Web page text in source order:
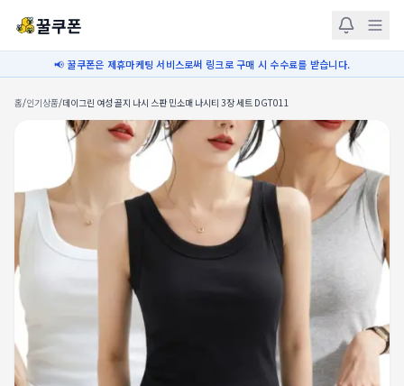
꿀쿠폰
📢 꿀쿠폰은 제휴마케팅 서비스로써 링크로 구매 시 수수료를 받습니다.
홈/인기상품/데이그린 여성 골지 나시 스판 민소매 나시티 3장 세트 DGT011